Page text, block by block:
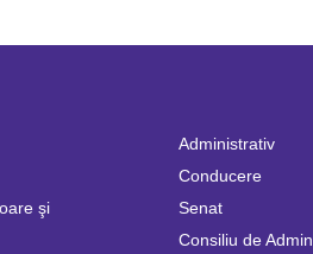
şi
Administrativ
Conducere
Senat
Consiliu de